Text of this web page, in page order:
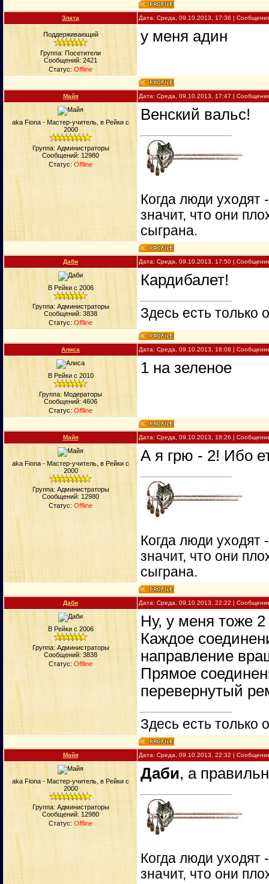
Злата Дата: Среда, 09.10.2013, 17:36 |
Поддерживающий
Группа: Посетители
Сообщений: 2421
Статус: Offline
у меня адин
Майя Дата: Среда, 09.10.2013, 17:47 |
aka Fiona - Мастер-учитель, в Рейки с
2000
Группа: Администраторы
Сообщений: 12980
Статус: Offline
Венский вальс!
Когда люди уходят
значит, что они
сыграна.
Даби Дата: Среда, 09.10.2013, 17:50 |
В Рейки с 2006
Группа: Администраторы
Сообщений: 3838
Статус: Offline
Кардибалет!
Здесь есть только
Алиса Дата: Среда, 09.10.2013, 18:08 |
В Рейки с 2010
Группа: Модераторы
Сообщений: 4606
Статус: Offline
1 на зеленое
Майя Дата: Среда, 09.10.2013, 18:26 |
aka Fiona - Мастер-учитель, в Рейки с
2000
Группа: Администраторы
Сообщений: 12980
Статус: Offline
А я грю - 2! Ибо
Когда люди уходят
значит, что они
сыграна.
Даби Дата: Среда, 09.10.2013, 22:22 |
В Рейки с 2006
Группа: Администраторы
Сообщений: 3838
Статус: Offline
Ну, у меня тоже
Каждое
направление
Прямое
перевернутый
Здесь есть только
Майя Дата: Среда, 09.10.2013, 22:32 |
aka Fiona - Мастер-учитель, в Рейки с
2000
Группа: Администраторы
Сообщений: 12980
Статус: Offline
Даби, а
Когда люди уходят
значит, что они